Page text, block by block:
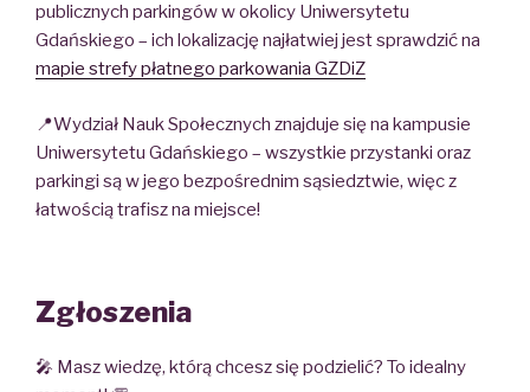
publicznych parkingów w okolicy Uniwersytetu
Gdańskiego – ich lokalizację najłatwiej jest sprawdzić na
mapie strefy płatnego parkowania GZDiZ
📍Wydział Nauk Społecznych znajduje się na kampusie
Uniwersytetu Gdańskiego – wszystkie przystanki oraz
parkingi są w jego bezpośrednim sąsiedztwie, więc z
łatwością trafisz na miejsce!
Zgłoszenia
🎤 Masz wiedzę, którą chcesz się podzielić? To idealny